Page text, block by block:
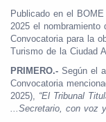
Publicado en el
2025 el nombramiento
Convocatoria para la
Turismo de la Ciudad
PRIMERO.- Según el
Convocatoria
2025), “El Tribunal
...Secretario, con voz